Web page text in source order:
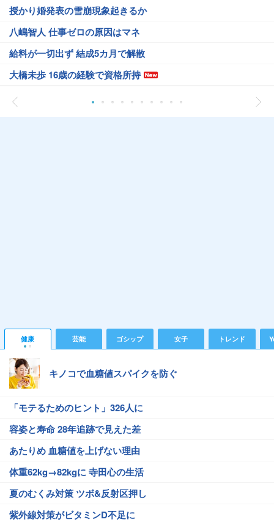
授かり婚発表の雪崩現象起きるか
八嶋智人 仕事ゼロの原因はマネ
給料が一切出ず 結成5カ月で解散
大橋未歩 16歳の経験で資格所持
健康 芸能 ゴシップ 女子 トレンド
キノコで血糖値スパイクを防ぐ
「モテるためのヒント」326人に
容姿と寿命 28年追跡で見えた差
あたりめ 血糖値を上げない理由
体重62kg→82kgに 寺田心の生活
夏のむくみ対策 ツボ&反射区押し
紫外線対策がビタミンD不足に